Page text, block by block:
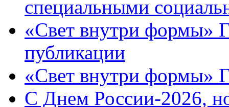
специальными
«Свет внутри формы»
публикации
«Свет внутри формы»
C Днем России-2026,